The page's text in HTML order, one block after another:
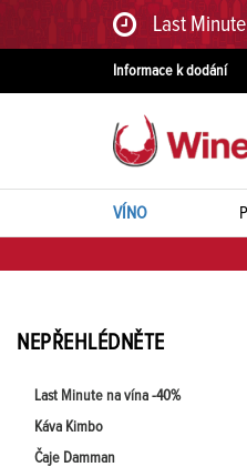
Last
Informace k dodání
VÍNO
NEPŘEHLÉDNĚTE
Last Minute na vína -40%
Káva Kimbo
Čaje Damman